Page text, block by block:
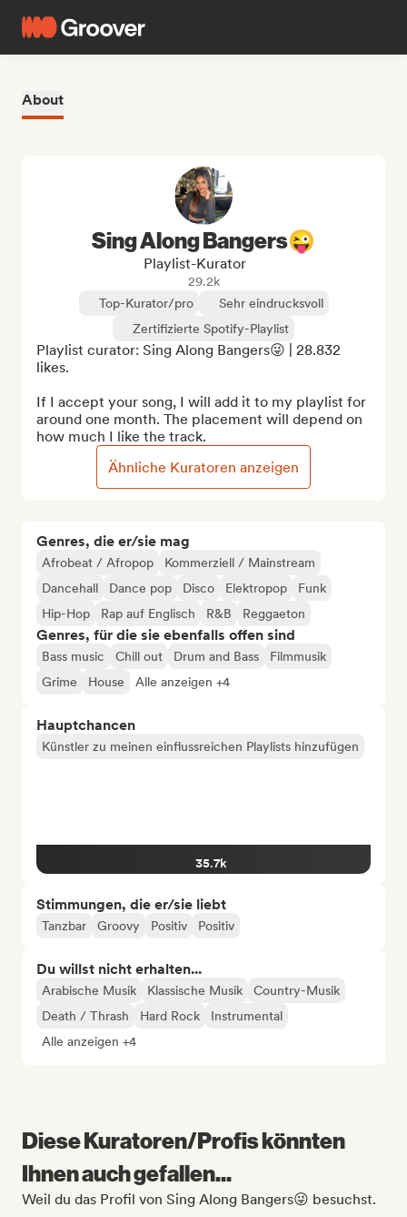
About
Genres, die er/sie mag
Afrobeat / Afropop
Kommerziell / Mainstream
Dancehall
Dance pop Disco Elektropop
Funk
Hip-Hop
Rap auf Englisch R&B Reggaeton
Genres, für die sie ebenfalls offen sind
Bass music Chill out Drum and Bass
Filmmusik
Grime
House Alle anzeigen +4
Hauptchancen
Künstler zu meinen einflussreichen Playlists hinzufügen
35.7k
Stimmungen, die er/sie liebt
Tanzbar Groovy Positiv Positiv
Du willst nicht erhalten...
Arabische Musik Klassische Musik
Country-Musik
Death / Thrash
Hard Rock
Instrumental
Alle anzeigen +4
Sing Along Bangers😜
Playlist-Kurator
29.2k
Top-Kurator/pro
Sehr eindrucksvoll
Zertifizierte Spotify-Playlist
Playlist curator: Sing Along Bangers😜 | 28.832
likes.
If I accept your song, I will add it to my playlist for
around one month. The placement will depend on
how much I like the track.
Ähnliche Kuratoren anzeigen
Diese Kuratoren/Profis könnten
Ihnen auch gefallen...
Weil du das Profil von Sing Along Bangers😜 besuchst.